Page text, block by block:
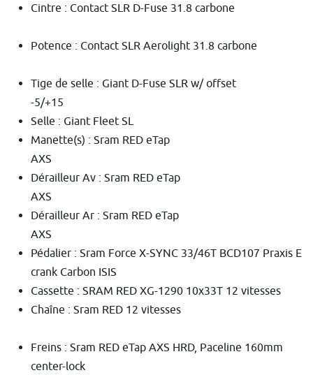
Cintre : Contact SLR D-Fuse 31.8 carbone
Potence : Contact SLR Aerolight 31.8 carbone
Tige de selle : Giant D-Fuse SLR w/ offset
-5/+15
Selle : Giant Fleet SL
Manette(s) : Sram RED eTap
AXS
Dérailleur Av : Sram RED eTap
AXS
Dérailleur Ar : Sram RED eTap
AXS
Pédalier : Sram Force X-SYNC 33/46T BCD107 Praxis E
crank Carbon ISIS
Cassette : SRAM RED XG-1290 10x33T 12 vitesses
Chaîne : Sram RED 12 vitesses
Freins : Sram RED eTap AXS HRD, Paceline 160mm
center-lock